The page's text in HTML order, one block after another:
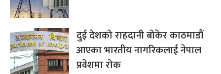
दुई देशको राहदानी बोकेर काठमाडौं
आएका भारतीय नागरिकलाई नेपाल
प्रवेशमा रोक